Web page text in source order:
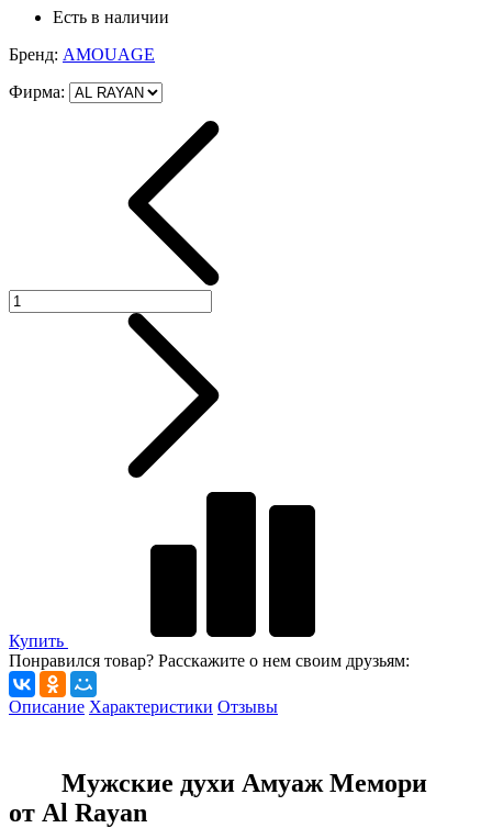
Есть в наличии
Бренд: AMOUAGE
Фирма:
Купить
Понравился товар? Расскажите о нем своим друзьям:
Описание Характеристики Отзывы
Мужские духи Амуаж Мемори
от Al Rayan